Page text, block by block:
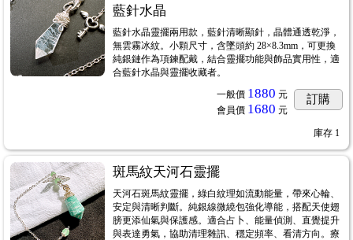
藍針水晶
藍針水晶靈擺兩用款，藍針清晰顯針，晶體通透乾淨，
無雲霧冰紋。小顆尺寸，含墜頭約 28×8.3mm，可更換
純銀鏈作為項鍊配戴，結合靈擺功能與飾品實用性，適
合藍針水晶與靈擺收藏者。
一般價 1880 元
會員價 1680 元
訂購
庫存 1
斑馬紋天河石靈擺
天河石斑馬紋靈擺，綠白紋理如流動能量，帶來心輪、
安定與清晰判斷。純銀線微繞包強化導能，搭配天使翅
膀更添仙氣與保護感。適合占卜、能量偵測、直覺提升
與表達勇氣，協助清理雜訊、穩定頻率、看清方向。療